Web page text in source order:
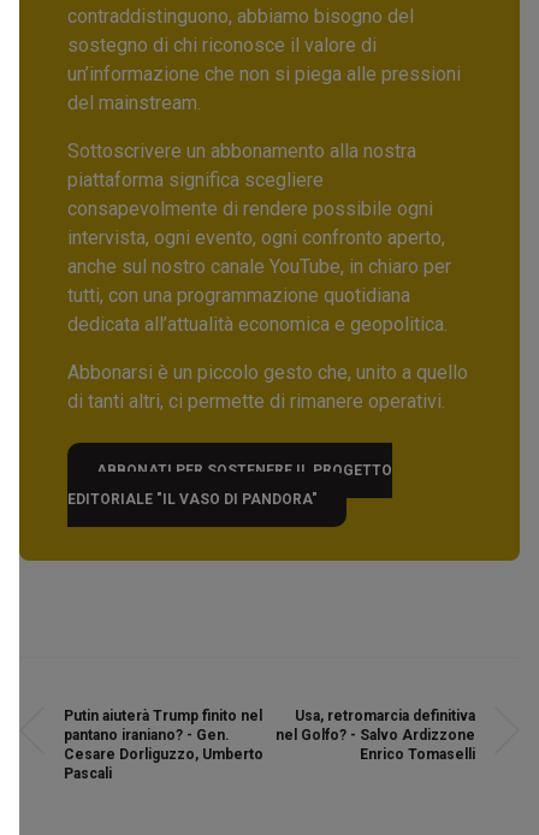
contraddistinguono, abbiamo bisogno del
sostegno di chi riconosce il valore di
un’informazione che non si piega alle pressioni
del mainstream.
Sottoscrivere un abbonamento alla nostra
piattaforma significa scegliere
consapevolmente di rendere possibile ogni
intervista, ogni evento, ogni confronto aperto,
anche sul nostro canale YouTube, in chiaro per
tutti, con una programmazione quotidiana
dedicata all’attualità economica e geopolitica.
Abbonarsi è un piccolo gesto che, unito a quello
di tanti altri, ci permette di rimanere operativi.
ABBONATI PER SOSTENERE IL PROGETTO
EDITORIALE "IL VASO DI PANDORA"
Putin aiuterà Trump finito nel
pantano iraniano? - Gen.
Cesare Dorliguzzo, Umberto
Pascali
Usa, retromarcia definitiva
nel Golfo? - Salvo Ardizzone
Enrico Tomaselli